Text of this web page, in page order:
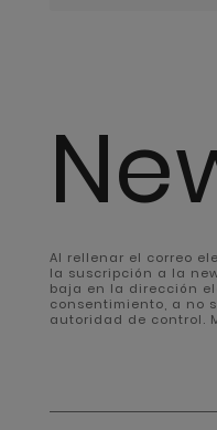
Al rellenar el correo
la suscripción a la
baja en la dirección
consentimiento, a no
autoridad de control.